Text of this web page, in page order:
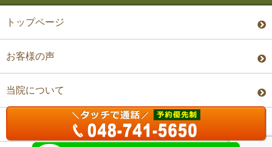
トップページ
お客様の声
当院について